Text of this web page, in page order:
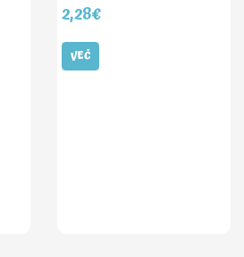
2,28€
VEČ